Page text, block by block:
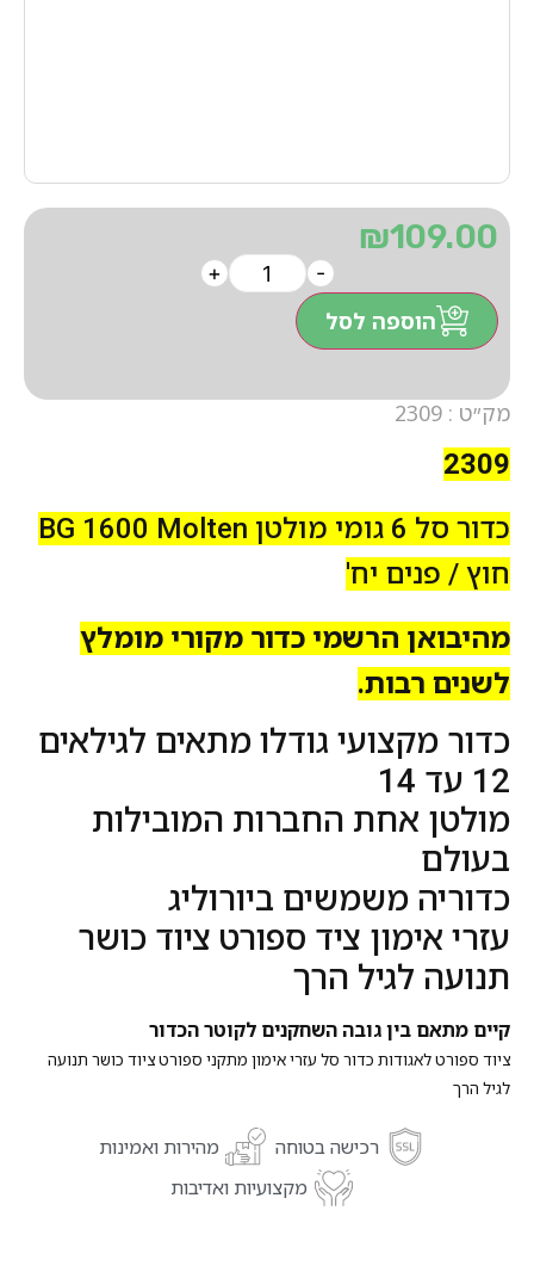
מק״ט : 2309
2309
כדור סל 6 גומי מולטן BG 1600 Molten
חוץ / פנים יח'
מהיבואן הרשמי כדור מקורי מומלץ
לשנים רבות.
כדור מקצועי גודלו מתאים לגילאים
12 עד 14
מולטן אחת החברות המובילות
בעולם
כדוריה משמשים ביורוליג
עזרי אימון ציד ספורט ציוד כושר
תנועה לגיל הרך
קיים מתאם בין גובה השחקנים לקוטר הכדור
ציוד ספורט לאגודות כדור סל עזרי אימון מתקני ספורט ציוד כושר תנועה
לגיל הרך
₪109.00
-
+
הוספה לסל
רכישה בטוחה
מהירות ואמינות
מקצועיות ואדיבות